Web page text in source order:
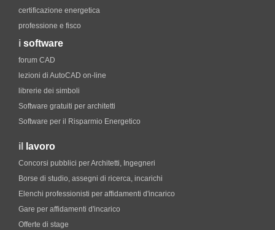
certificazione energetica
professione e fisco
i software
forum CAD
lezioni di AutoCAD on-line
librerie dei simboli
Software gratuiti per architetti
Software per il Risparmio Energetico
il lavoro
Concorsi pubblici per Architetti, Ingegneri
Borse di studio, assegni di ricerca, incarichi
Elenchi professionisti per affidamenti d'incarico
Gare per affidamenti d'incarico
Offerte di stage